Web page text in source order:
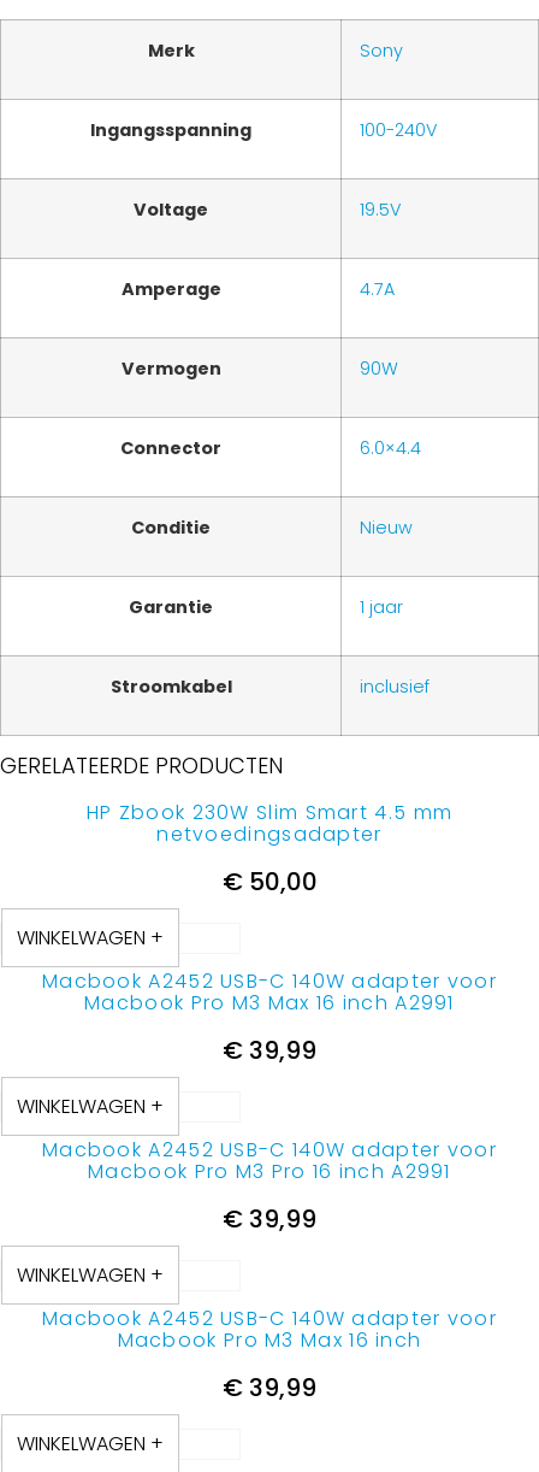
Merk Sony
Ingangsspanning 100-240V
Voltage 19.5V
Amperage 4.7A
Vermogen 90W
Connector 6.0×4.4
Conditie Nieuw
Garantie 1 jaar
Stroomkabel inclusief
GERELATEERDE PRODUCTEN
HP Zbook 230W Slim Smart 4.5 mm
netvoedingsadapter
€50,00
WINKELWAGEN +
Macbook A2452 USB-C 140W adapter voor
Macbook Pro M3 Max 16 inch A2991
€ 39,99
WINKELWAGEN +
Macbook A2452 USB-C 140W adapter voor
Macbook Pro M3 Pro 16 inch A2991
€ 39,99
WINKELWAGEN +
Macbook A2452 USB-C 140W adapter voor
Macbook Pro M3 Max 16 inch
€ 39,99
WINKELWAGEN +